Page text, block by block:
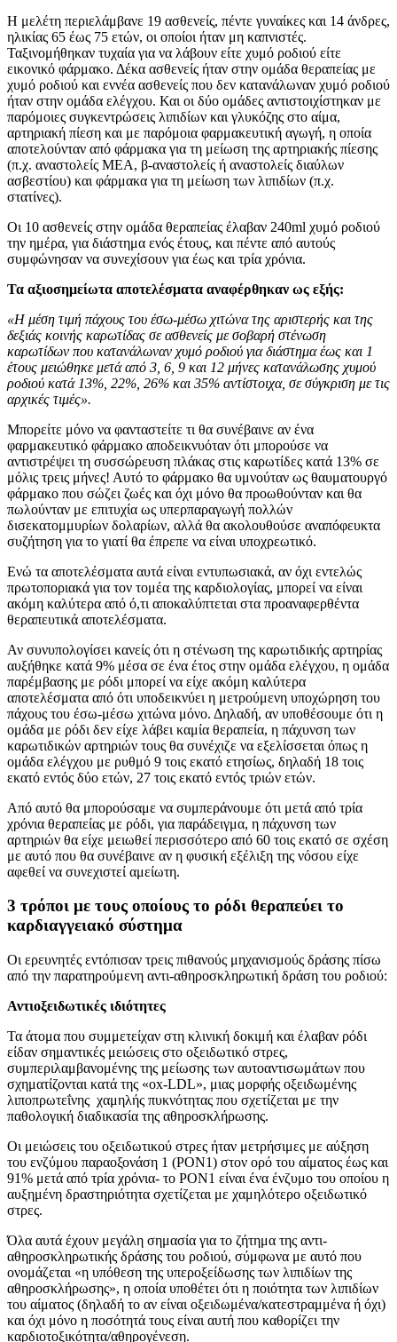
Η μελέτη περιελάμβανε 19 ασθενείς, πέντε γυναίκες και 14 άνδρες,
ηλικίας 65 έως 75 ετών, οι οποίοι ήταν μη καπνιστές.
Ταξινομήθηκαν τυχαία για να λάβουν είτε χυμό ροδιού είτε
εικονικό φάρμακο. Δέκα ασθενείς ήταν στην ομάδα θεραπείας με
χυμό ροδιού και εννέα ασθενείς που δεν κατανάλωναν χυμό ροδιού
ήταν στην ομάδα ελέγχου. Και οι δύο ομάδες αντιστοιχίστηκαν με
παρόμοιες συγκεντρώσεις λιπιδίων και γλυκόζης στο αίμα,
αρτηριακή πίεση και με παρόμοια φαρμακευτική αγωγή, η οποία
αποτελούνταν από φάρμακα για τη μείωση της αρτηριακής πίεσης
(π.χ. αναστολείς ΜΕΑ, β-αναστολείς ή αναστολείς διαύλων
ασβεστίου) και φάρμακα για τη μείωση των λιπιδίων (π.χ.
στατίνες).
Οι 10 ασθενείς στην ομάδα θεραπείας έλαβαν 240ml χυμό ροδιού
την ημέρα, για διάστημα ενός έτους, και πέντε από αυτούς
συμφώνησαν να συνεχίσουν για έως και τρία χρόνια.
Τα αξιοσημείωτα αποτελέσματα αναφέρθηκαν ως εξής:
«H μέση τιμή πάχους του έσω-μέσω χιτώνα της αριστερής και της
δεξιάς κοινής καρωτίδας σε ασθενείς με σοβαρή στένωση
καρωτίδων που κατανάλωναν χυμό ροδιού για διάστημα έως και 1
έτους μειώθηκε μετά από 3, 6, 9 και 12 μήνες κατανάλωσης χυμού
ροδιού κατά 13%, 22%, 26% και 35% αντίστοιχα, σε σύγκριση με τις
αρχικές τιμές».
Μπορείτε μόνο να φανταστείτε τι θα συνέβαινε αν ένα
φαρμακευτικό φάρμακο αποδεικνυόταν ότι μπορούσε να
αντιστρέψει τη συσσώρευση πλάκας στις καρωτίδες κατά 13% σε
μόλις τρεις μήνες! Αυτό το φάρμακο θα υμνούταν ως θαυματουργό
φάρμακο που σώζει ζωές και όχι μόνο θα προωθούνταν και θα
πωλούνταν με επιτυχία ως υπερπαραγωγή πολλών
δισεκατομμυρίων δολαρίων, αλλά θα ακολουθούσε αναπόφευκτα
συζήτηση για το γιατί θα έπρεπε να είναι υποχρεωτικό.
Ενώ τα αποτελέσματα αυτά είναι εντυπωσιακά, αν όχι εντελώς
πρωτοποριακά για τον τομέα της καρδιολογίας, μπορεί να είναι
ακόμη καλύτερα από ό,τι αποκαλύπτεται στα προαναφερθέντα
θεραπευτικά αποτελέσματα.
Αν συνυπολογίσει κανείς ότι η στένωση της καρωτιδικής αρτηρίας
αυξήθηκε κατά 9% μέσα σε ένα έτος στην ομάδα ελέγχου, η ομάδα
παρέμβασης με ρόδι μπορεί να είχε ακόμη καλύτερα
αποτελέσματα από ότι υποδεικνύει η μετρούμενη υποχώρηση του
πάχους του έσω-μέσω χιτώνα μόνο. Δηλαδή, αν υποθέσουμε ότι η
ομάδα με ρόδι δεν είχε λάβει καμία θεραπεία, η πάχυνση των
καρωτιδικών αρτηριών τους θα συνέχιζε να εξελίσσεται όπως η
ομάδα ελέγχου με ρυθμό 9 τοις εκατό ετησίως, δηλαδή 18 τοις
εκατό εντός δύο ετών, 27 τοις εκατό εντός τριών ετών.
Από αυτό θα μπορούσαμε να συμπεράνουμε ότι μετά από τρία
χρόνια θεραπείας με ρόδι, για παράδειγμα, η πάχυνση των
αρτηριών θα είχε μειωθεί περισσότερο από 60 τοις εκατό σε σχέση
με αυτό που θα συνέβαινε αν η φυσική εξέλιξη της νόσου είχε
αφεθεί να συνεχιστεί αμείωτη.
3 τρόποι με τους οποίους το ρόδι θεραπεύει το
καρδιαγγειακό σύστημα
Οι ερευνητές εντόπισαν τρεις πιθανούς μηχανισμούς δράσης πίσω
από την παρατηρούμενη αντι-αθηροσκληρωτική δράση του ροδιού:
Αντιοξειδωτικές ιδιότητες
Τα άτομα που συμμετείχαν στη κλινική δοκιμή και έλαβαν ρόδι
είδαν σημαντικές μειώσεις στο οξειδωτικό στρες,
συμπεριλαμβανομένης της μείωσης των αυτοαντισωμάτων που
σχηματίζονται κατά της «ox-LDL», μιας μορφής οξειδωμένης
λιποπρωτεΐνης χαμηλής πυκνότητας που σχετίζεται με την
παθολογική διαδικασία της αθηροσκλήρωσης.
Οι μειώσεις του οξειδωτικού στρες ήταν μετρήσιμες με αύξηση
του ενζύμου παραοξονάση 1 (PON1) στον ορό του αίματος έως και
91% μετά από τρία χρόνια- το PON1 είναι ένα ένζυμο του οποίου η
αυξημένη δραστηριότητα σχετίζεται με χαμηλότερο οξειδωτικό
στρες.
Όλα αυτά έχουν μεγάλη σημασία για το ζήτημα της αντι-
αθηροσκληρωτικής δράσης του ροδιού, σύμφωνα με αυτό που
ονομάζεται «η υπόθεση της υπεροξείδωσης των λιπιδίων της
αθηροσκλήρωσης», η οποία υποθέτει ότι η ποιότητα των λιπιδίων
του αίματος (δηλαδή το αν είναι οξειδωμένα/κατεστραμμένα ή όχι)
και όχι μόνο η ποσότητά τους είναι αυτή που καθορίζει την
καρδιοτοξικότητα/αθηρογένεση.